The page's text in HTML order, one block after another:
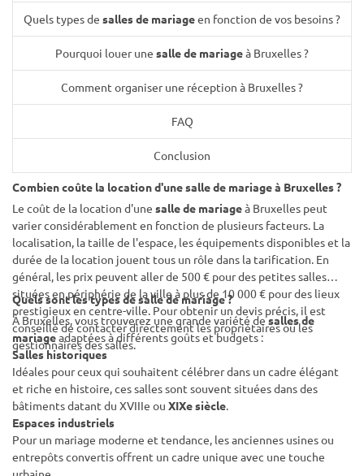
Quels types de salles de mariageen fonction de vos besoins ?
Pourquoi louer une salle de mariageà Bruxelles ?
Comment organiser une réception à Bruxelles ?
FAQ
Conclusion
Combien coûte la location d'unesalle de mariageà Bruxelles ?
Le coût de la location d'une salle de mariageà Bruxelles peut
varier considérablement en fonction de plusieurs facteurs. La
localisation, la taille de l'espace, les équipements disponibles et la
durée de la location jouent tous un rôle dans la tarification. En
général, les prix peuvent aller de 500 € pour des petites salles
situées en périphérie de la ville à plus de 10 000 € pour des lieux
prestigieux en centre-ville. Pour obtenir un devis précis, il est
conseillé de contacter directement les propriétaires ou les
gestionnaires des salles.
Quels sont les types desalle de mariage?
À Bruxelles, vous trouverez une grande variété desalles de
mariageadaptées à différents goûts et budgets :
Salles historiques
Idéales pour ceux qui souhaitent célébrer dans un cadre élégant
et riche en histoire, ces salles sont souvent situées dans des
bâtiments datant du XVIIIe ou XIXe siècle.
Espaces industriels
Pour un mariage moderne et tendance, les anciennes usines ou
entrepôts convertis offrent un cadre unique avec une touche